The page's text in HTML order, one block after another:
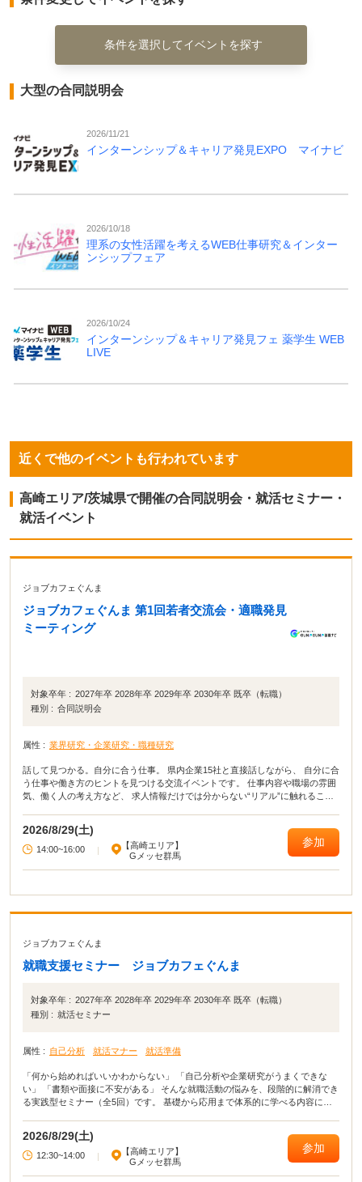
条件を選択してイベントを探す
大型の合同説明会
2026/11/21
インターンシップ＆キャリア発見EXPO マイナビ
2026/10/18
理系の女性活躍を考えるWEB仕事研究＆インター
ンシップフェア
2026/10/24
インターンシップ＆キャリア発見フェ 薬学生 WEB
LIVE
近くで他のイベントも行われています
高崎エリア/茨城県で開催の合同説明会・就活セミナー・
就活イベント
ジョブカフェぐんま
ジョブカフェぐんま 第1回若者交流会・適職発見
ミーティング
対象卒年 : 2027年卒 2028年卒 2029年卒 2030年卒 既卒（転職）
種別 : 合同説明会
属性 : 業界研究・企業研究・職種研究
話して見つかる。自分に合う仕事。 県内企業15社と直接話しながら、 自分に合
う仕事や働き方のヒントを見つける交流イベントです。 仕事内容や職場の雰囲
気、働く人の考え方など、 求人情報だけでは分からない“リアル”に触れること
いろな仕事を見てみたい」 そんな方におすすめです。
2026/8/29(土)
14:00~16:00 |
【高崎エリア】
Gメッセ群馬
参加
ジョブカフェぐんま
就職支援セミナー ジョブカフェぐんま
対象卒年 : 2027年卒 2028年卒 2029年卒 2030年卒 既卒（転職）
種別 : 就活セミナー
属性 : 自己分析 就活マナー 就活準備
「何から始めればいいかわからない」 「自己分析や企業研究がうまくできな
い」 「書類や面接に不安がある」 そんな就職活動の悩みを、段階的に解消でき
る実践型セミナー（全5回）です。 基礎から応用まで体系的に学べる内容に加
の方も、転職を考えている方も、それぞれに合った進め方をサポートします。
2026/8/29(土)
12:30~14:00 |
【高崎エリア】
Gメッセ群馬
参加